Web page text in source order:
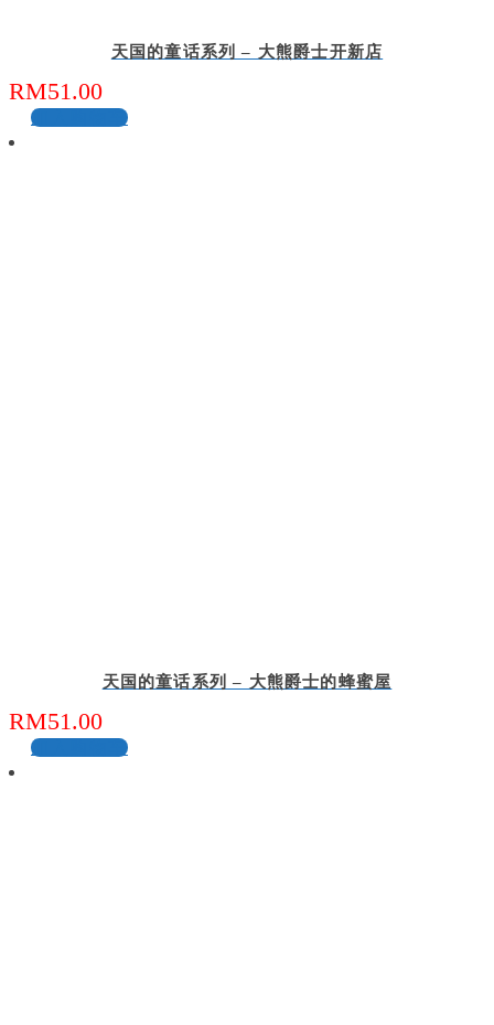
天国的童话系列 – 大熊爵士开新店
RM51.00
加入购物车
天国的童话系列 – 大熊爵士的蜂蜜屋
RM51.00
加入购物车